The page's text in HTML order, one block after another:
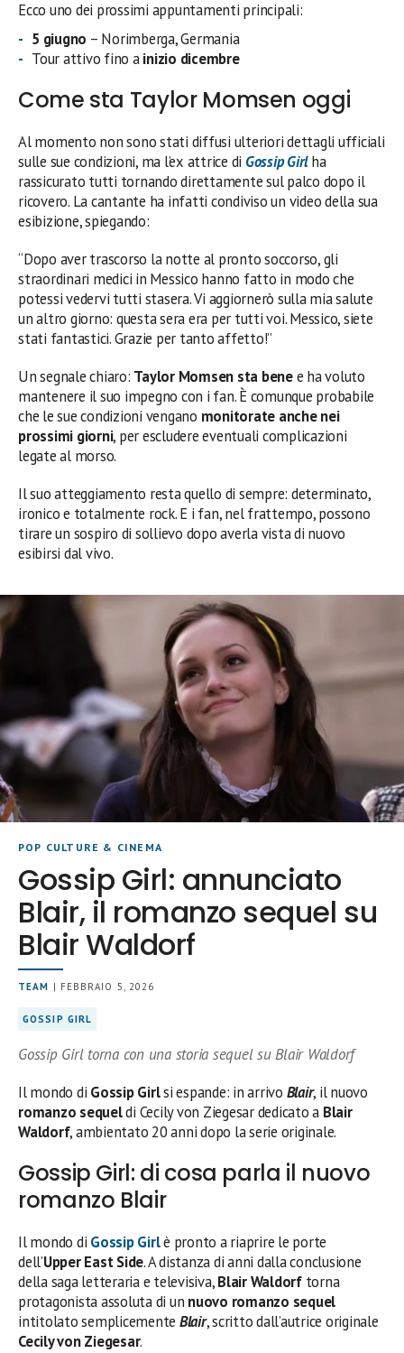
Ecco uno dei prossimi appuntamenti principali:
5 giugno – Norimberga, Germania
Tour attivo fino ainizio dicembre
Come sta Taylor Momsen oggi
Al momento non sono stati diffusi ulteriori dettagli ufficiali
sulle sue condizioni, ma l’ex attrice di Gossip Girlha
rassicurato tutti tornando direttamente sul palco dopo il
ricovero. La cantante ha infatti condiviso un video della sua
esibizione, spiegando:
“Dopo aver trascorso la notte al pronto soccorso, gli
straordinari medici in Messico hanno fatto in modo che
potessi vedervi tutti stasera. Vi aggiornerò sulla mia salute
un altro giorno: questa sera era per tutti voi. Messico, siete
stati fantastici. Grazie per tanto affetto!”
Un segnale chiaro: Taylor Momsen sta benee ha voluto
mantenere il suo impegno con i fan. È comunque probabile
che le sue condizioni vengano monitorate anche nei
prossimi giorni, per escludere eventuali complicazioni
legate al morso.
Il suo atteggiamento resta quello di sempre: determinato,
ironico e totalmente rock. E i fan, nel frattempo, possono
tirare un sospiro di sollievo dopo averla vista di nuovo
esibirsi dal vivo.
POP CULTURE & CINEMA
Gossip Girl: annunciato
Blair, il romanzo sequel su
Blair Waldorf
TEAM | FEBBRAIO 5, 2026
GOSSIP GIRL
Gossip Girl torna con una storia sequel su Blair Waldorf
Il mondo di Gossip Girlsi espande: in arrivo Blair, il nuovo
romanzo sequeldi Cecily von Ziegesar dedicato a Blair
Waldorf, ambientato 20 anni dopo la serie originale.
Gossip Girl: di cosa parla il nuovo
romanzo Blair
Il mondo di Gossip Girlè pronto a riaprire le porte
dell’Upper East Side. A distanza di anni dalla conclusione
della saga letteraria e televisiva,Blair Waldorftorna
protagonista assoluta di un nuovo romanzo sequel
intitolato semplicemente Blair, scritto dall’autrice originale
Cecily von Ziegesar.